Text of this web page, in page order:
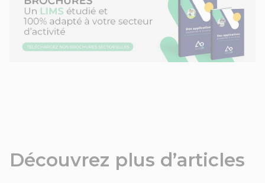
Découvrez plus d’articles